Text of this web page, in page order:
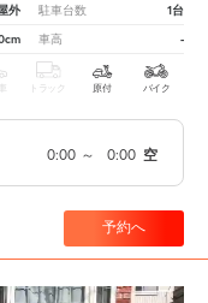
外 駐車台数 1台
車高 -
トラック 原付 バイク
0:00 ～ 0:00 空
予約へ